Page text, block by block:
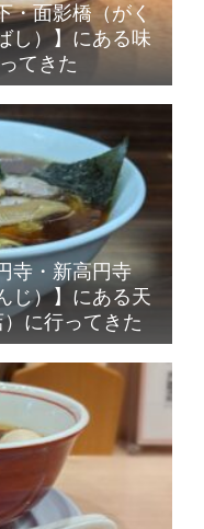
・面影橋（がく
し）】にある味
てきた
寺・新高円寺
じ）】にある天
に行ってきた